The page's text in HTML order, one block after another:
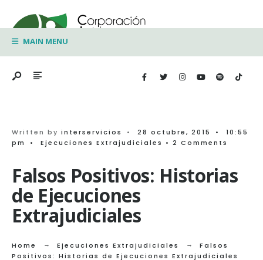
to
contentMAIN MENU
Written by interservicios • 28 octubre, 2015 •
10:55
pm
• Ejecuciones Extrajudiciales • 2 Comments
Falsos Positivos: Historias
de Ejecuciones
Extrajudiciales
Home Ejecuciones Extrajudiciales
Falsos
Positivos: Historias de Ejecuciones Extrajudiciales
for: